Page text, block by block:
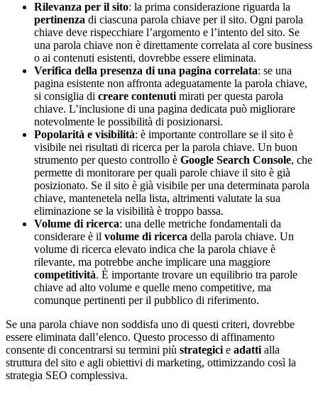
Rilevanza per il sito: la prima considerazione riguarda la
pertinenza di ciascuna parola chiave per il sito. Ogni parola
chiave deve rispecchiare l’argomento e l’intento del sito. Se
una parola chiave non è direttamente correlata al core business
o ai contenuti esistenti, dovrebbe essere eliminata.
Verifica della presenza di una pagina correlata: se una
pagina esistente non affronta adeguatamente la parola chiave,
si consiglia di creare contenuti mirati per questa parola
chiave. L’inclusione di una pagina dedicata può migliorare
notevolmente le possibilità di posizionarsi.
Popolarità e visibilità: è importante controllare se il sito è
visibile nei risultati di ricerca per la parola chiave. Un buon
strumento per questo controllo è Google Search Console, che
permette di monitorare per quali parole chiave il sito è già
posizionato. Se il sito è già visibile per una determinata parola
chiave, mantenetela nella lista, altrimenti valutate la sua
eliminazione se la visibilità è troppo bassa.
Volume di ricerca: una delle metriche fondamentali da
considerare è il volume di ricerca della parola chiave. Un
volume di ricerca elevato indica che la parola chiave è
rilevante, ma potrebbe anche implicare una maggiore
competitività. È importante trovare un equilibrio tra parole
chiave ad alto volume e quelle meno competitive, ma
comunque pertinenti per il pubblico di riferimento.
Se una parola chiave non soddisfa uno di questi criteri, dovrebbe
essere eliminata dall’elenco. Questo processo di affinamento
consente di concentrarsi su termini più strategici e adatti alla
struttura del sito e agli obiettivi di marketing, ottimizzando così la
strategia SEO complessiva.